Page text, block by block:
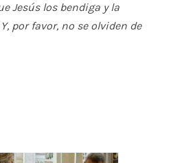
Jesús los bendiga y la
por favor, no se olviden de